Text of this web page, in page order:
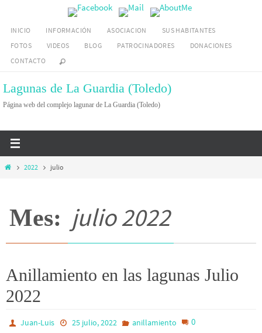
contenido
INICIO INFORMACIÓN ASOCIACION
SUS HABITANTES
FOTOS
VIDEOS BLOG PATROCINADORES
DONACIONES
CONTACTO
Lagunas de La Guardia (Toledo)
Página web del complejo lagunar de La Guardia (Toledo)
Inicio2022 julio
Mes: julio 2022
Anillamiento en las lagunas Julio
2022
Juan-Luis 25 julio, 2022 anillamiento 0